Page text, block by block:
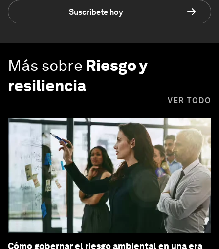
Suscríbete hoy
Más sobre Riesgo y
resiliencia
VER TODO
Cómo gobernar el riesgo ambiental en una era